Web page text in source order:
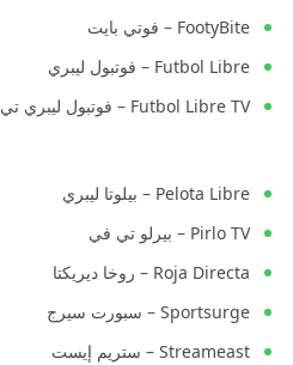
FootyBite – فوتي بايت
Futbol Libre – فوتبول ليبري
Futbol Libre TV – فوتبول ليبري تي في
Pelota Libre – بيلوتا ليبري
Pirlo TV – بيرلو تي في
Roja Directa – روخا ديريكتا
Sportsurge – سبورت سيرج
Streameast – ستريم إيست